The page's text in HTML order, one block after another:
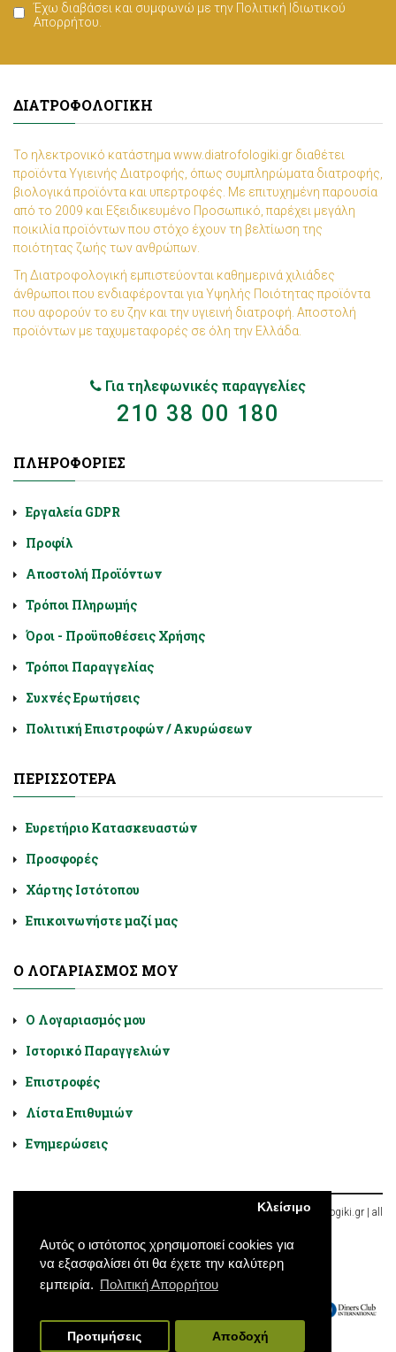
Αυτός ο ιστότοπος χρησιμοποιεί cookies για
να εξασφαλίσει ότι θα έχετε την καλύτερη
εμπειρία. Πολιτική Απορρήτου
Κλείσιμο
Προτιμήσεις Αποδοχή
Έχω διαβάσει και συμφωνώ με την Πολιτική Ιδιωτικού
Απορρήτου.
ΔΙΑΤΡΟΦΟΛΟΓΙΚΉ
Το ηλεκτρονικό κατάστημα www.diatrofologiki.gr διαθέτει
προϊόντα Υγιεινής Διατροφής, όπως συμπληρώματα διατροφής,
βιολογικά προϊόντα και υπερτροφές. Με επιτυχημένη παρουσία
από το 2009 και Εξειδικευμένο Προσωπικό, παρέχει μεγάλη
ποικιλία προϊόντων που στόχο έχουν τη βελτίωση της
ποιότητας ζωής των ανθρώπων.
Τη Διατροφολογική εμπιστεύονται καθημερινά χιλιάδες
άνθρωποι που ενδιαφέρονται για Υψηλής Ποιότητας προϊόντα
που αφορούν το ευ ζην και την υγιεινή διατροφή. Αποστολή
προϊόντων με ταχυμεταφορές σε όλη την Ελλάδα.
Για τηλεφωνικές παραγγελίες
210 38 00 180
ΠΛΗΡΟΦΟΡΊΕΣ
Εργαλεία GDPR
Προφίλ
Αποστολή Προϊόντων
Τρόποι Πληρωμής
Όροι - Προϋποθέσεις Χρήσης
Τρόποι Παραγγελίας
Συχνές Ερωτήσεις
Πολιτική Επιστροφών / Ακυρώσεων
ΠΕΡΙΣΣΌΤΕΡΑ
Ευρετήριο Κατασκευαστών
Προσφορές
Χάρτης Ιστότοπου
Επικοινωνήστε μαζί μας
Ο ΛΟΓΑΡΙΑΣΜΌΣ ΜΟΥ
Ο Λογαριασμός μου
Ιστορικό Παραγγελιών
Επιστροφές
Λίστα Επιθυμιών
Ενημερώσεις
Diatrofologiki.gr © 2026, Χαλκοκονδύλη 9, Αθήνα, Ελλάδα | diatroflogiki.gr | all